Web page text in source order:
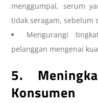
menggumpal, serum
tidak seragam, sebelum
Mengurangi
pelanggan mengenai
5.
Konsumen